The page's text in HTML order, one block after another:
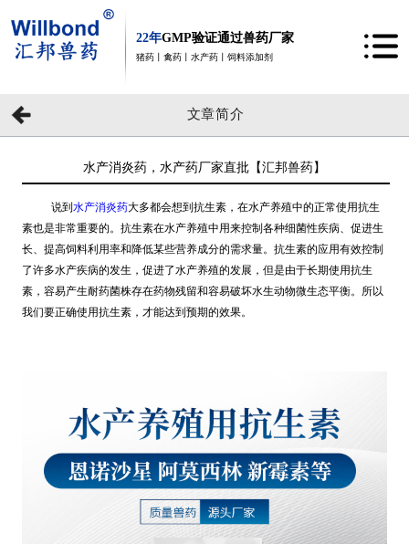
22年GMP验证通过兽药厂家
猪药丨禽药丨水产药丨饲料添加剂
文章简介
水产消炎药，水产药厂家直批【汇邦兽药】
说到 水产消炎药大多都会想到抗生素，在水产养殖中的正常使用抗生
素也是非常重要的。抗生素在水产养殖中用来控制各种细菌性疾病、促进生
长、提高饲料利用率和降低某些营养成分的需求量。抗生素的应用有效控制
了许多水产疾病的发生，促进了水产养殖的发展，但是由于长期使用抗生
素，容易产生耐药菌株存在药物残留和容易破坏水生动物微生态平衡。所以
我们要正确使用抗生素，才能达到预期的效果。